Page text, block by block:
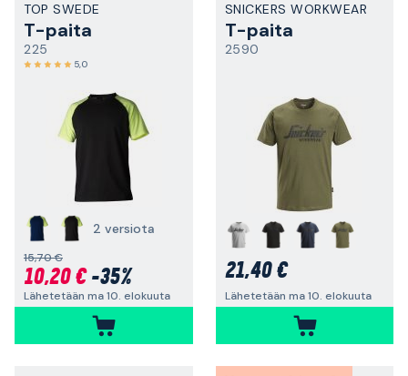
TOP SWEDE
T-paita
225
5,0
2 versiota
15,70 €
10,20 €-35%
Lähetetään ma 10. elokuuta
SNICKERS WORKWEAR
T-paita
2590
21,40 €
Lähetetään ma 10. elokuuta